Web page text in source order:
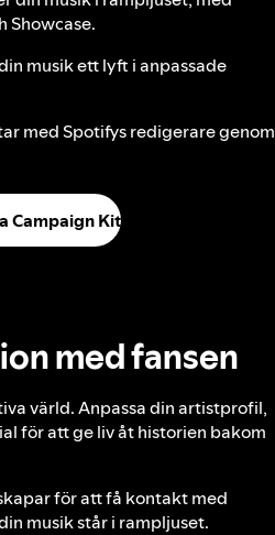
Showcase.
musik ett lyft i anpassade
med Spotifys redigerare genom
Campaign Kit
med fansen
värld. Anpassa din artistprofil,
för att ge liv åt historien bakom
för att få kontakt med
musik står i rampljuset.